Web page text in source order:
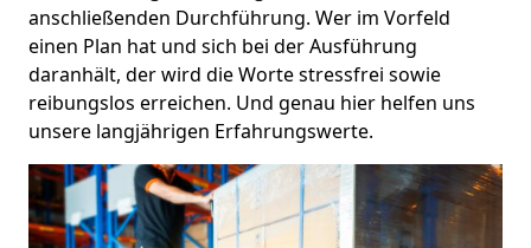
anschließenden Durchführung. Wer im Vorfeld
einen Plan hat und sich bei der Ausführung
daranhält, der wird die Worte stressfrei sowie
reibungslos erreichen. Und genau hier helfen uns
unsere langjährigen Erfahrungswerte.